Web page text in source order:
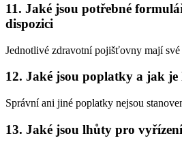
11. Jaké jsou potřebné
dispozici
Jednotlivé zdravotní pojišťovny mají své
12. Jaké jsou poplatky a jak je
Správní ani jiné poplatky nejsou
13. Jaké jsou lhůty pro vyřízení